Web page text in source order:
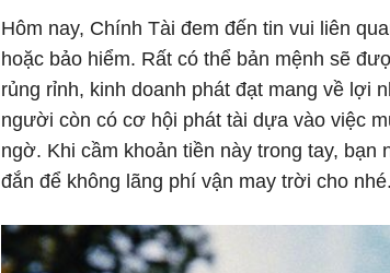
Hôm nay, Chính Tài đem đến tin vui liên
hoặc bảo hiểm. Rất có thể bản mệnh sẽ
rủng rỉnh, kinh doanh phát đạt mang về lợi
người còn có cơ hội phát tài dựa vào việc
ngờ. Khi cầm khoản tiền này trong tay, bạn
đắn để không lãng phí vận may trời cho nhé.